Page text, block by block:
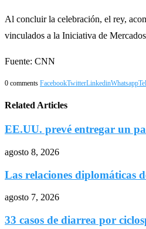
Al concluir la celebración, el rey,
vinculados a la Iniciativa de
Fuente: CNN
0 comments FacebookTwitterLinkedinWhatsapp
Related Articles
EE.UU. prevé entregar un
agosto 8, 2026
Las relaciones diplomáticas
agosto 7, 2026
33 casos de diarrea por